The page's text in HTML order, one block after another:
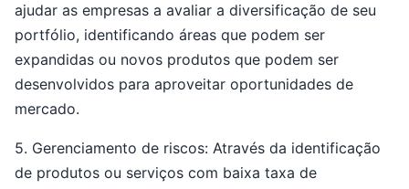
ajudar as empresas a avaliar a diversificação de seu
portfólio, identificando áreas que podem ser
expandidas ou novos produtos que podem ser
desenvolvidos para aproveitar oportunidades de
mercado.
5. Gerenciamento de riscos: Através da identificação
de produtos ou serviços com baixa taxa de